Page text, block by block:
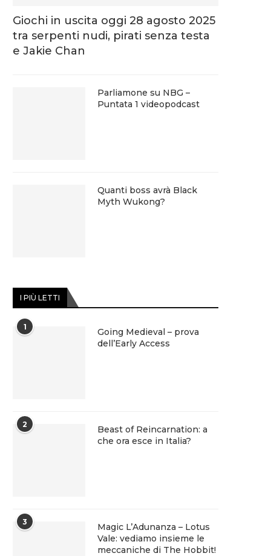
Giochi in uscita oggi 28 agosto 2025
tra serpenti nudi, pirati senza testa
e Jakie Chan
Parliamone su NBG –
Puntata 1 videopodcast
Quanti boss avrà Black
Myth Wukong?
I PIÙ LETTI
1
Going Medieval – prova
dell’Early Access
2
Beast of Reincarnation: a
che ora esce in Italia?
3
Magic L’Adunanza – Lotus
Vale: vediamo insieme le
meccaniche di The Hobbit!